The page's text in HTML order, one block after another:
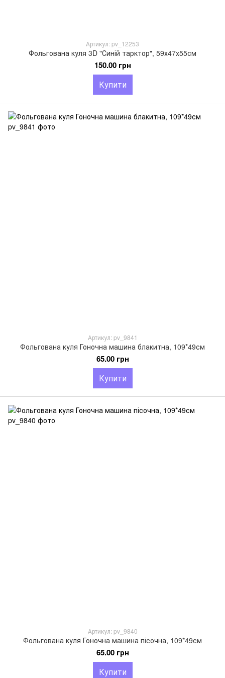
Артикул: pv_12253
Фольгована куля 3D "Синій тарктор", 59х47х55см
150.00 грн
Купити
Артикул: pv_9841
Фольгована куля Гоночна машина блакитна, 109*49см
65.00 грн
Купити
Артикул: pv_9840
Фольгована куля Гоночна машина пісочна, 109*49см
65.00 грн
Купити